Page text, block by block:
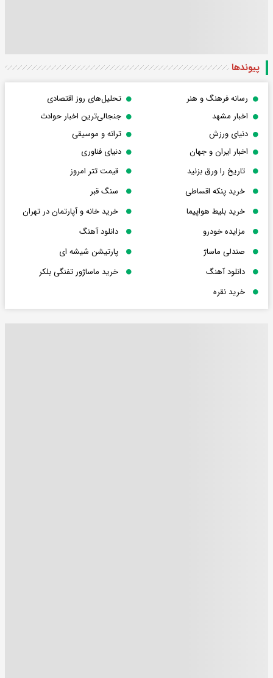
پیوندها
رسانه فرهنگ و هنر
تحلیل‌های روز اقتصادی
اخبار مشهد
جنجالی‌ترین اخبار حوادث
دنیای ورزش
ترانه و موسیقی
اخبار ایران و جهان
دنیای فناوری
تاریخ را ورق بزنید
قیمت تتر امروز
خرید پنکه اقساطی
سنگ قبر
خرید بلیط هواپیما
خرید خانه و آپارتمان در تهران
مزایده خودرو
دانلود آهنگ
صندلی ماساژ
پارتیشن شیشه ای
دانلود آهنگ
خرید ماساژور تفنگی بلکر
خرید نقره